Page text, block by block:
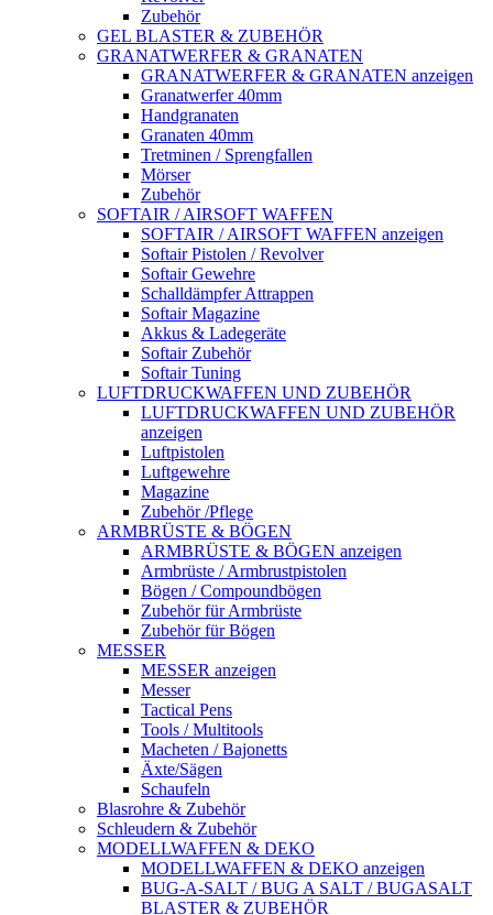
Zubehör
GEL BLASTER & ZUBEHÖR
GRANATWERFER & GRANATEN
GRANATWERFER & GRANATEN anzeigen
Granatwerfer 40mm
Handgranaten
Granaten 40mm
Tretminen / Sprengfallen
Mörser
Zubehör
SOFTAIR / AIRSOFT WAFFEN
SOFTAIR / AIRSOFT WAFFEN anzeigen
Softair Pistolen / Revolver
Softair Gewehre
Schalldämpfer Attrappen
Softair Magazine
Akkus & Ladegeräte
Softair Zubehör
Softair Tuning
LUFTDRUCKWAFFEN UND ZUBEHÖR
LUFTDRUCKWAFFEN UND ZUBEHÖR
anzeigen
Luftpistolen
Luftgewehre
Magazine
Zubehör /Pflege
ARMBRÜSTE & BÖGEN
ARMBRÜSTE & BÖGEN anzeigen
Armbrüste / Armbrustpistolen
Bögen / Compoundbögen
Zubehör für Armbrüste
Zubehör für Bögen
MESSER
MESSER anzeigen
Messer
Tactical Pens
Tools / Multitools
Macheten / Bajonetts
Äxte/Sägen
Schaufeln
Blasrohre & Zubehör
Schleudern & Zubehör
MODELLWAFFEN & DEKO
MODELLWAFFEN & DEKO anzeigen
BUG-A-SALT / BUG A SALT / BUGASALT
BLASTER & ZUBEHÖR